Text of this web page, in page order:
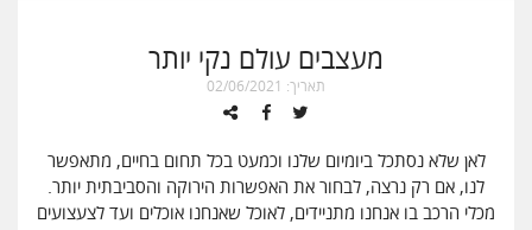
מעצבים עולם נקי יותר
תאריך: 02/06/2021
לאן שלא נסתכל ביומיום שלנו וכמעט בכל תחום בחיים, מתאפשר
לנו, אם רק נרצה, לבחור את האפשרות הירוקה והסביבתית יותר.
מכלי הרכב בו אנחנו מתניידים, לאוכל שאנחנו אוכלים ועד לצעצועים